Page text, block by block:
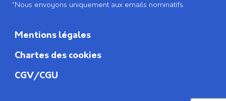
*Nous envoyons uniquement aux emails nominatifs.
Mentions légales
Chartes des cookies
CGV/CGU